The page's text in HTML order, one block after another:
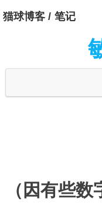
（因有些
猫球博客 / 笔记